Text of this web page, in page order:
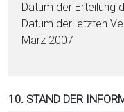
Datum der Erteilung
Datum der letzten
März 2007
10. STAND DER